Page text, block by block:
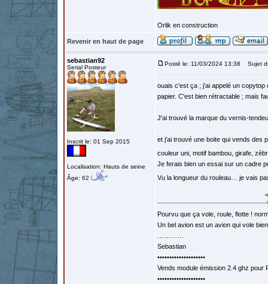
Orlik en construction
Revenir en haut de page
sebastian92
Serial Posteur
Inscrit le: 01 Sep 2015
Localisation: Hauts de seine
Âge: 62
Posté le: 11/03/2024 13:38 Sujet
ouais c'est ça ; j'ai appelé un
papier. C'est bien rétractable ; mais
J'ai trouvé la marque du vernis-
et j'ai trouvé une boite qui vends des
couleur uni, motif bambou, girafe,
Je ferais bien un essai sur un cadre
Vu la longueur du rouleau… je vais
Pourvu que ça vole, roule, flotte !
Un bel avion est un avion qui vole
Sebastian
••••••••••••••••••••
Vends module émission 2.4 ghz
••••••••••••••••••••